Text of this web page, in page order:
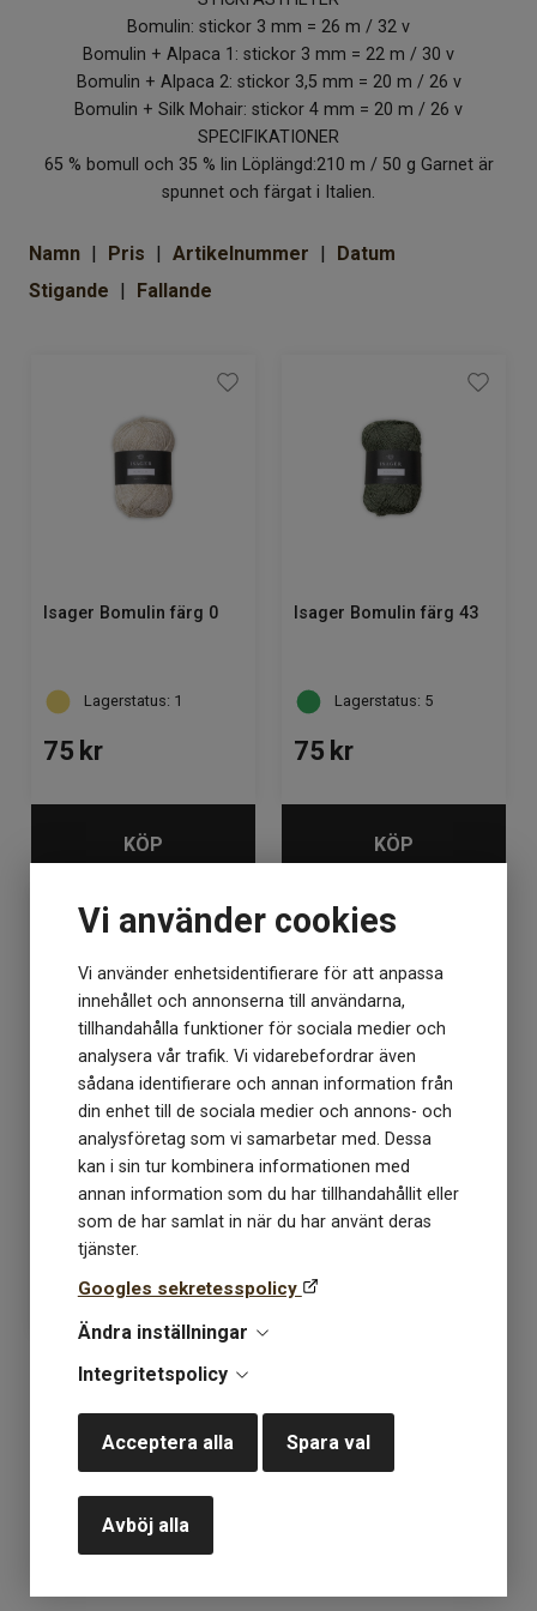
Vi använder cookies
Vi använder enhetsidentifierare för att anpassa
innehållet och annonserna till användarna,
tillhandahålla funktioner för sociala medier och
analysera vår trafik. Vi vidarebefordrar även
sådana identifierare och annan information från
din enhet till de sociala medier och annons- och
analysföretag som vi samarbetar med. Dessa
kan i sin tur kombinera informationen med
annan information som du har tillhandahållit eller
som de har samlat in när du har använt deras
tjänster.
Googles sekretesspolicy
Ändra inställningar
Integritetspolicy
Acceptera alla Spara val
Avböj alla
Bomulin: stickor 3 mm = 26 m / 32 v
Bomulin + Alpaca 1: stickor 3 mm = 22 m / 30 v
Bomulin + Alpaca 2: stickor 3,5 mm = 20 m / 26 v
Bomulin + Silk Mohair: stickor 4 mm = 20 m / 26 v
SPECIFIKATIONER
65 % bomull och 35 % lin Löplängd:210 m / 50 g Garnet är
spunnet och färgat i Italien.
Namn Pris Artikelnummer
Datum
Stigande
Fallande
Isager Bomulin färg 0
Lagerstatus: 1
75 kr
KÖP
Isager Bomulin färg 43
Lagerstatus: 5
75 kr
KÖP
Isager Bomulin färg 47
kr
KÖP